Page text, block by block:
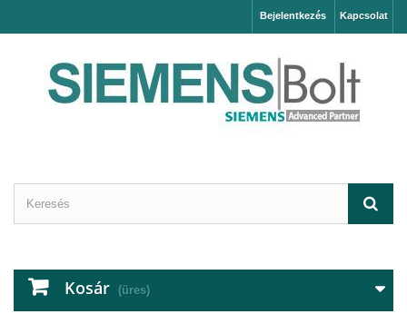
Kapcsolat
Bejelentkezés
Kosár (üres)